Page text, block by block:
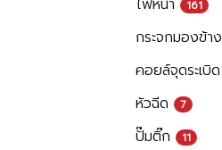
ไฟหน้า 161
กระจกมองข้าง
คอยล์จุดระเบิด
หัวฉีด 7
ปั๊มติ๊ก 11